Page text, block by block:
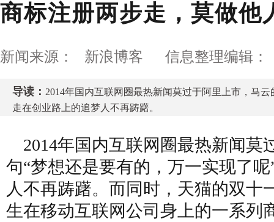
商标注册两步走，莫做他
新闻来源： 新浪博客 信息整理编辑：
导读： 2014年国内互联网圈最热新闻莫过于阿里上市，马
走在创业路上的追梦人不再踌躇。
2014年国内互联网圈最热新闻莫
句“梦想还是要有的，万一实现了
人不再踌躇。而同时，天猫的双十
生在移动互联网公司身上的一系列